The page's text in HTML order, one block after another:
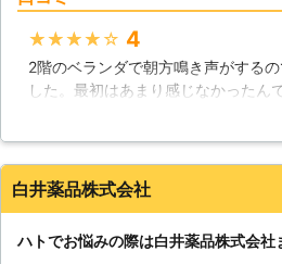
られてお
の入った
とはいえ
も、ハト
で、対策
すること
止するこ
★★★★★ 4
2階のベランダで朝方鳴き声がする
した。最初はあまり感じなかったん
ってしまったので、使わないCDを
しました。やはり業者さんだとしっ
良いですね。あれから姿を見ていませ
群馬県 太田市 2016年12月29日
白井薬品株式会社
ハトでお悩みの際は白井薬品株式会社